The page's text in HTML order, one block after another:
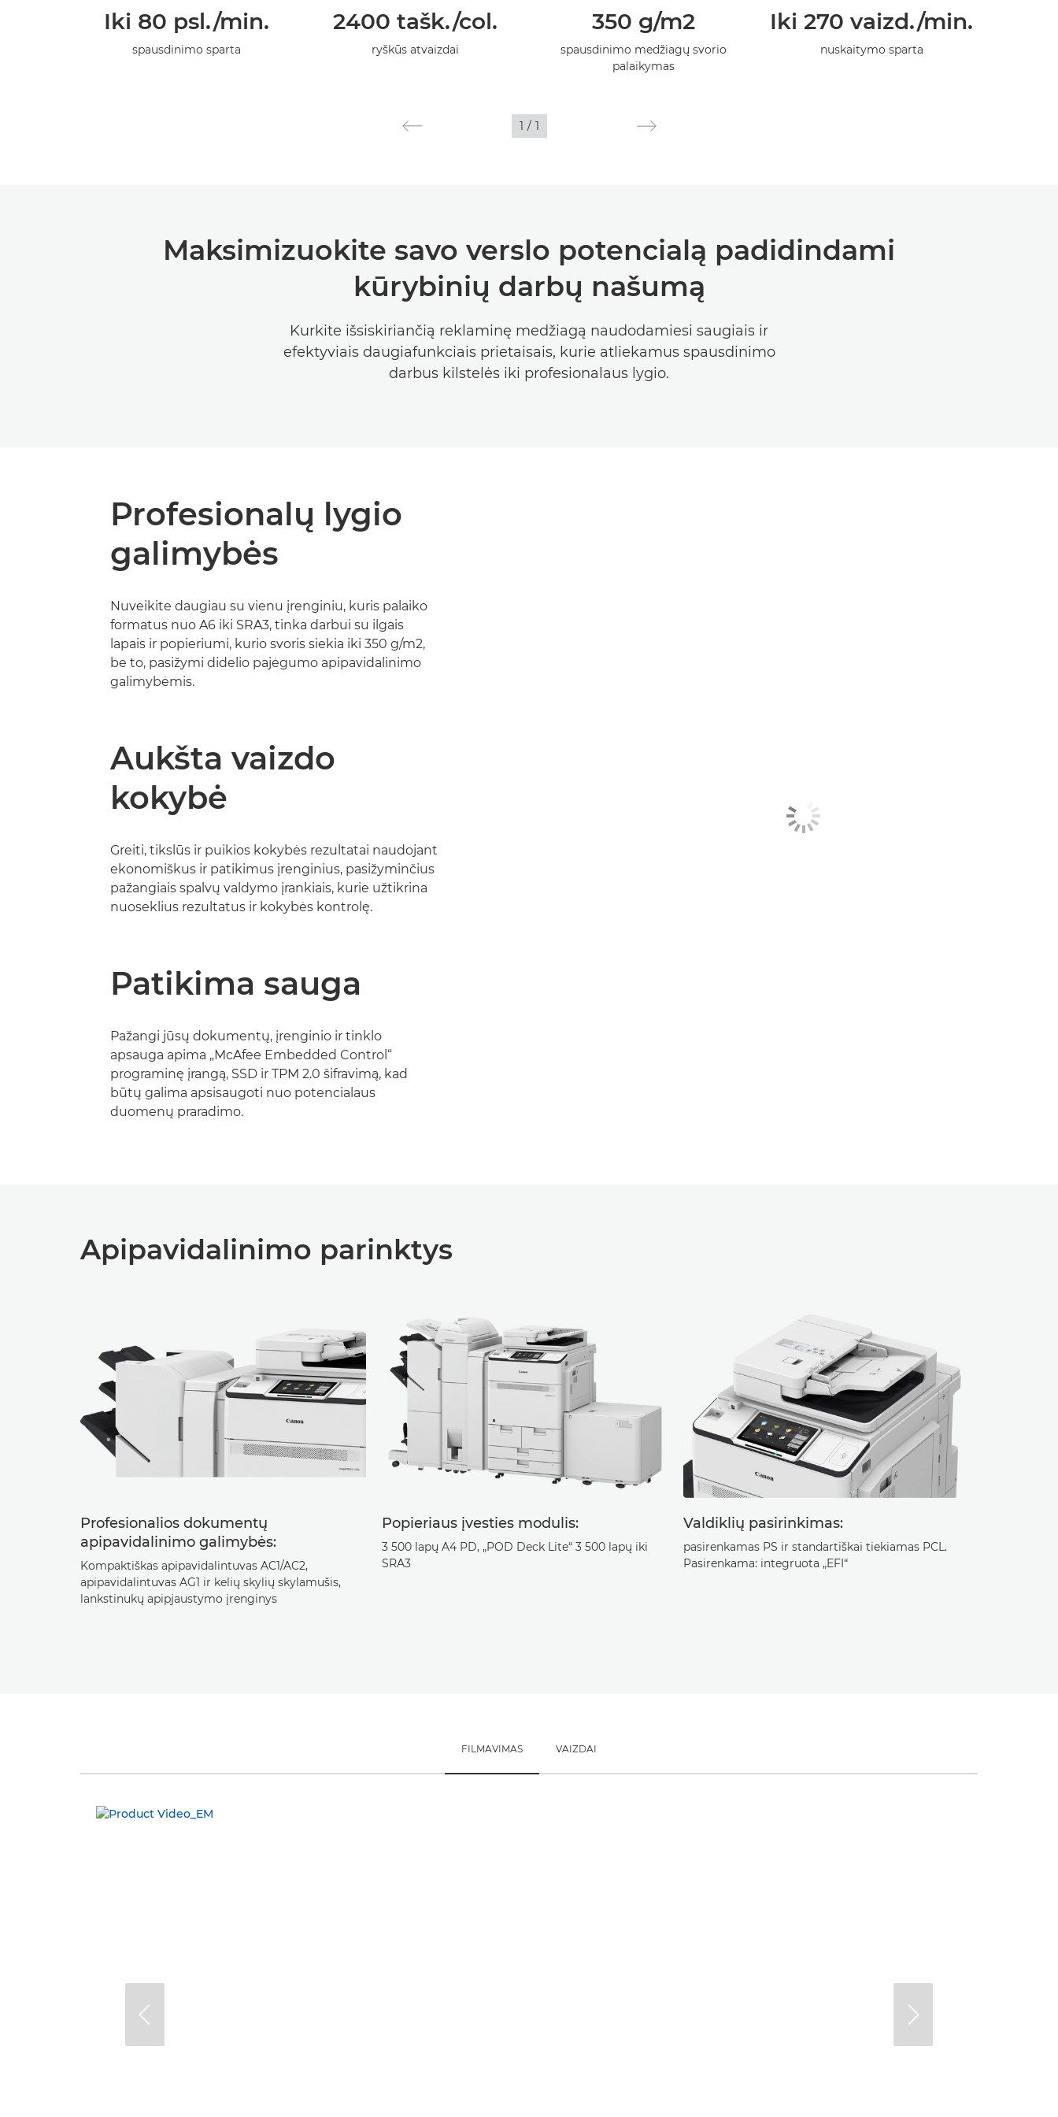
Iki 80 psl./min.
spausdinimo sparta
2400 tašk./col.
ryškūs atvaizdai
350 g/m2
spausdinimo medžiagų svorio
palaikymas
Iki 270 vaizd./min.
nuskaitymo sparta
1 / 1
Maksimizuokite savo verslo potencialą padidindami
kūrybinių darbų našumą
Kurkite išsiskiriančią reklaminę medžiagą naudodamiesi saugiais ir
efektyviais daugiafunkciais prietaisais, kurie atliekamus spausdinimo
darbus kilstelės iki profesionalaus lygio.
Profesionalų lygio
galimybės
Nuveikite daugiau su vienu įrenginiu, kuris palaiko
formatus nuo A6 iki SRA3, tinka darbui su ilgais
lapais ir popieriumi, kurio svoris siekia iki 350 g/m2,
be to, pasižymi didelio pajėgumo apipavidalinimo
galimybėmis.
Aukšta vaizdo
kokybė
Greiti, tikslūs ir puikios kokybės rezultatai naudojant
ekonomiškus ir patikimus įrenginius, pasižyminčius
pažangiais spalvų valdymo įrankiais, kurie užtikrina
nuoseklius rezultatus ir kokybės kontrolę.
Patikima sauga
Pažangi jūsų dokumentų, įrenginio ir tinklo
apsauga apima „McAfee Embedded Control“
programinę įrangą, SSD ir TPM 2.0 šifravimą, kad
būtų galima apsisaugoti nuo potencialaus
duomenų praradimo.
Apipavidalinimo parinktys
Profesionalios dokumentų
apipavidalinimo galimybės:
Kompaktiškas apipavidalintuvas AC1/AC2,
apipavidalintuvas AG1 ir kelių skylių skylamušis,
lankstinukų apipjaustymo įrenginys
Popieriaus įvesties modulis:
3 500 lapų A4 PD, „POD Deck Lite“ 3 500 lapų iki
SRA3
Valdiklių pasirinkimas:
pasirenkamas PS ir standartiškai tiekiamas PCL.
Pasirenkama: integruota „EFI“
FILMAVIMAS VAIZDAI